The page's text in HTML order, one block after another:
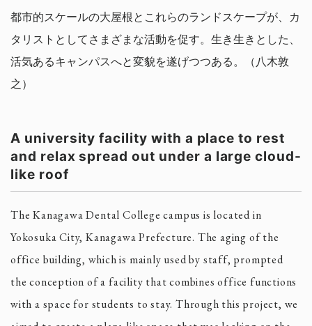
都市的スケールの大屋根とこれらのランドスケープが、カ
タリストとしてさまざまな活動を促す。生き生きとした、
活気あるキャンパスへと変貌を遂げつつある。（八木敦
之）
A university facility with a place to rest
and relax spread out under a large cloud-
like roof
The Kanagawa Dental College campus is located in
Yokosuka City, Kanagawa Prefecture. The aging of the
office building, which is mainly used by staff, prompted
the conception of a facility that combines office functions
with a space for students to stay. Through this project, we